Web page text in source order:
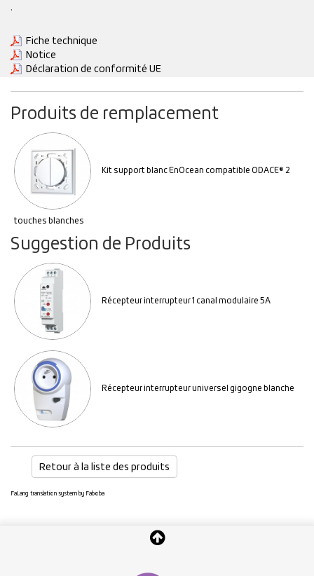
.
Fiche technique
Notice
Déclaration de conformité UE
Produits de remplacement
Kit support blanc EnOcean compatible ODACE® 2
touches blanches
Suggestion de Produits
Récepteur interrupteur 1 canal modulaire 5A
Récepteur interrupteur universel gigogne blanche
Retour à la liste des produits
FaLang translation system by Faboba